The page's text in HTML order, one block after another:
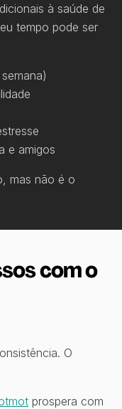
à saúde de
tempo pode ser
e amigos
mas não é o
com o
O
prospera com